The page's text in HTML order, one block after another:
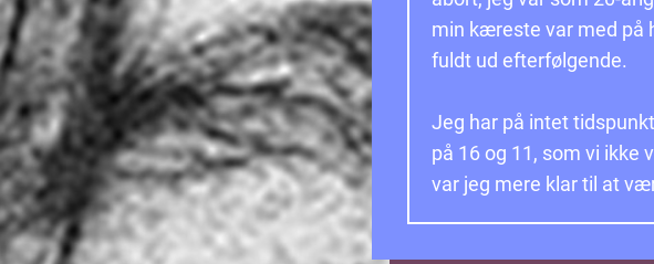
min kæreste var med på
fuldt ud efterfølgende.
Jeg har på intet
på 16 og 11, som vi ikke
var jeg mere klar til at